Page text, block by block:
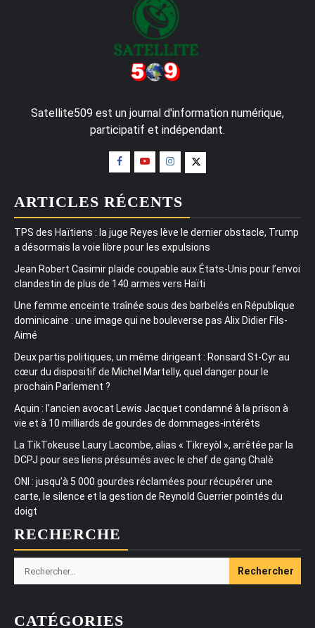
Satellite509 est un journal d'information numérique,
participatif et indépendant.
ARTICLES RÉCENTS
TPS des Haïtiens : la juge Reyes lève le dernier obstacle, Trump
a désormais la voie libre pour les expulsions
Jean Robert Casimir plaide coupable aux États-Unis pour l’envoi
clandestin de plus de 140 armes vers Haïti
Une femme enceinte traînée sous des barbelés en République
dominicaine : une image qui ne bouleverse pas Alix Didier Fils-
Aimé
Deux partis politiques, un même dirigeant : Ronsard St-Cyr au
cœur du dispositif de Michel Martelly, quel danger pour le
prochain Parlement ?
Aquin : l’ancien avocat Lewis Jacquet condamné à la prison à
vie et à 10 milliards de gourdes de dommages-intérêts
La TikTokeuse Laury Lacombe, alias « Tikreyòl », arrêtée par la
DCPJ pour ses liens présumés avec le chef de gang Chalè
ONI : jusqu’à 5 000 gourdes réclamées pour récupérer une
carte, le silence et la gestion de Reynold Guerrier pointés du
doigt
RECHERCHE
Rechercher :
CATÉGORIES